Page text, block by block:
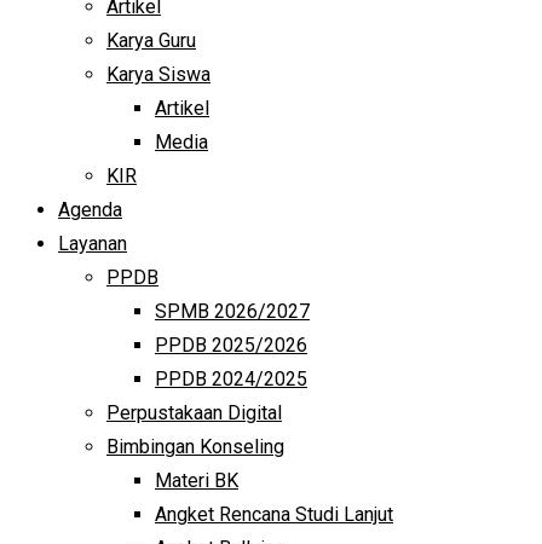
Artikel
Karya Guru
Karya Siswa
Artikel
Media
KIR
Agenda
Layanan
PPDB
SPMB 2026/2027
PPDB 2025/2026
PPDB 2024/2025
Perpustakaan Digital
Bimbingan Konseling
Materi BK
Angket Rencana Studi Lanjut